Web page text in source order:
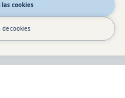
cookies
cookies